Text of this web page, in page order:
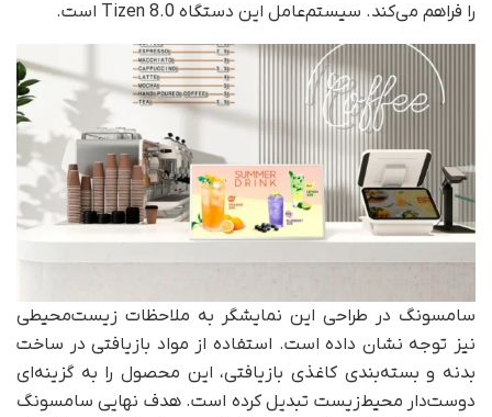
را فراهم می‌کند. سیستم‌عامل این دستگاه Tizen 8.0 است.
سامسونگ در طراحی این نمایشگر به ملاحظات زیست‌محیطی
نیز توجه نشان داده است. استفاده از مواد بازیافتی در ساخت
بدنه و بسته‌بندی کاغذی بازیافتی، این محصول را به گزینه‌ای
دوست‌دار محیط‌زیست تبدیل کرده است. هدف نهایی سامسونگ